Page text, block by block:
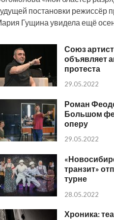
постановки режиссёр
Гущина увидела ещё
Союз
объявляет
протеста
29.05.2022
Роман
Большом
оперу
29.05.2022
транзит»
турне
28.05.2022
Хроника: